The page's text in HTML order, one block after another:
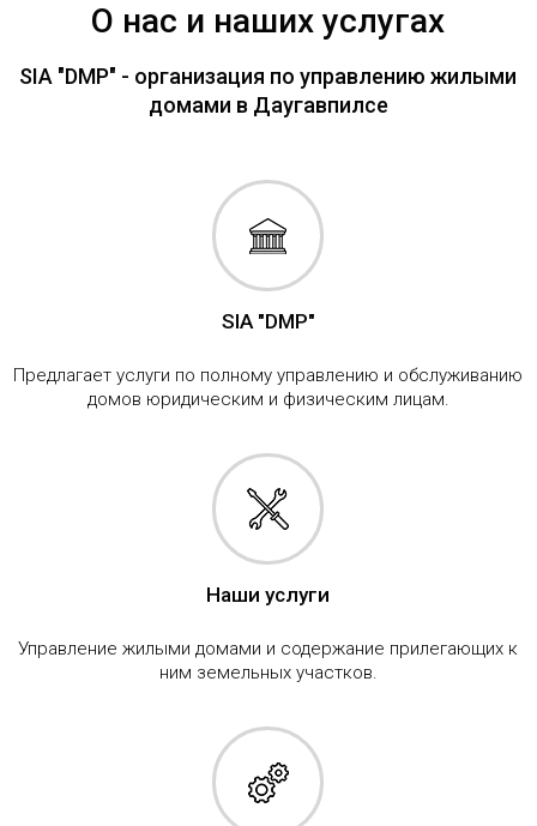
О нас и наших услугах
SIA "DMP" - организация по управлению жилыми
домами в Даугавпилсе
SIA "DMP"
Предлагает услуги по полному управлению и обслуживанию
домов юридическим и физическим лицам.
Наши услуги
Управление жилыми домами и содержание прилегающих к
ним земельных участков.